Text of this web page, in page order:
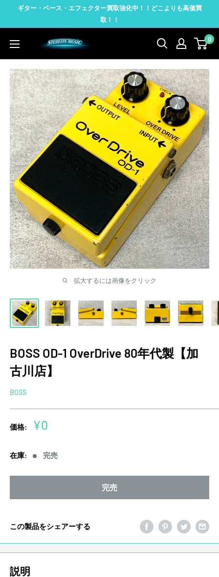
ツ
ギター・ベース・エフェクター買取強化中！！どこよりも高価買
取！！
STEREON
MUSIC
0
拡大するには画像をクリック
BOSS OD-1 OverDrive 80年代製【加
古川店】
BOSS
価格:
販
価
格
¥0
在庫: 完売
完売
この製品をシェアーする
説明